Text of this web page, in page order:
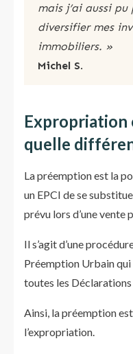
mais j’ai aussi
diversifier mes
immobiliers. »
Michel S.
Expropriation
quelle
La préemption est la
un EPCI de se
prévu lors d’une vente
Il s’agit d’une
Préemption Urbain
toutes les Déclarations
Ainsi, la préemption
l’expropriation.